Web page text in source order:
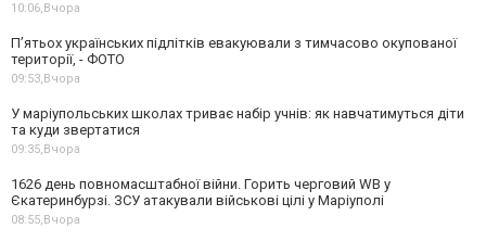
10:06,Вчора
П’ятьох українських підлітків евакуювали з тимчасово окупованої
території, - ФОТО
09:53,Вчора
У маріупольських школах триває набір учнів: як навчатимуться діти
та куди звертатися
09:35,Вчора
1626 день повномасштабної війни. Горить черговий WB у
Єкатеринбурзі. ЗСУ атакували військові цілі у Маріуполі
08:55,Вчора